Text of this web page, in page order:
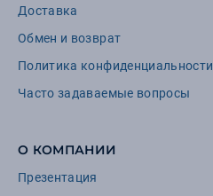
Доставка
Обмен и возврат
Политика конфиденциальности
Часто задаваемые вопросы
О КОМПАНИИ
Презентация